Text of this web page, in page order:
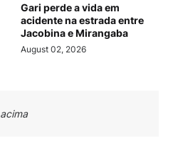
Gari perde a vida em
acidente na estrada entre
Jacobina e Mirangaba
August 02, 2026
acima